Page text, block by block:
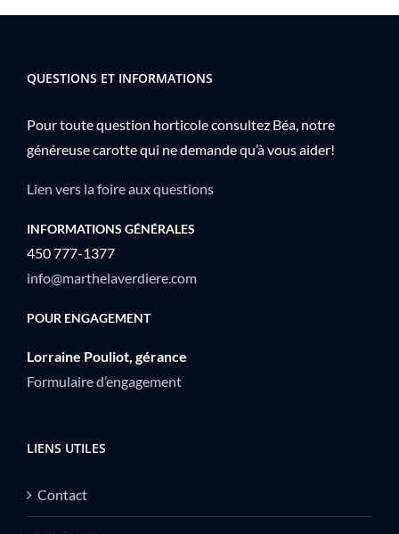
QUESTIONS ET INFORMATIONS
Pour toute question horticole consultez Béa, notre
généreuse carotte qui ne demande qu’à vous aider!
Lien vers la foire aux questions
INFORMATIONS GÉNÉRALES
450 777-1377
info@marthelaverdiere.com
POUR ENGAGEMENT
Lorraine Pouliot, gérance
Formulaire d’engagement
LIENS UTILES
Contact